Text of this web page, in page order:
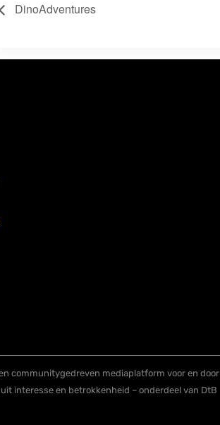
DinoAdventures
communitygedreven mediaplatform voor en door
interesse en betrokkenheid – onderdeel van DtB